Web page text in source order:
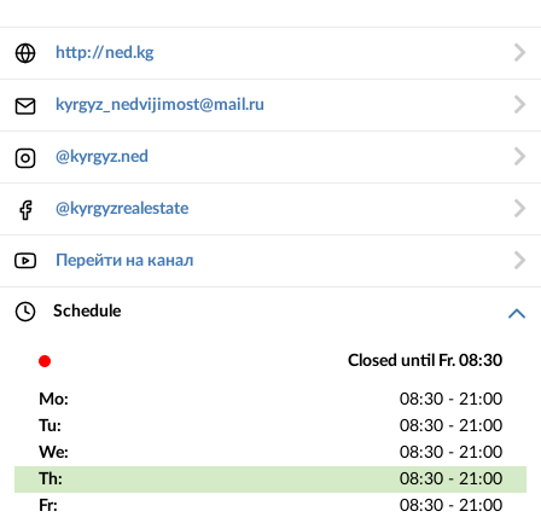
http://ned.kg
kyrgyz_nedvijimost@mail.ru
@kyrgyz.ned
@kyrgyzrealestate
Перейти на канал
Schedule
Closed until Fr. 08:30
Mo:
08:30 - 21:00
Tu:
08:30 - 21:00
We:
08:30 - 21:00
Th:
08:30 - 21:00
Fr:
08:30 - 21:00